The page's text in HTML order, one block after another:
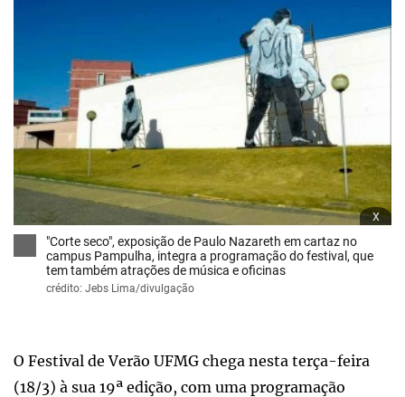
x
"Corte seco", exposição de Paulo Nazareth em cartaz no
campus Pampulha, integra a programação do festival, que
tem também atrações de música e oficinas
crédito: Jebs Lima/divulgação
O Festival de Verão UFMG chega nesta terça-feira
(18/3) à sua 19ª edição, com uma programação